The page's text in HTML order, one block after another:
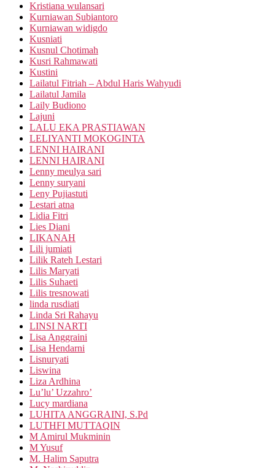
Kristiana wulansari
Kurniawan Subiantoro
Kurniawan widigdo
Kusniati
Kusnul Chotimah
Kusri Rahmawati
Kustini
Lailatul Fitriah – Abdul Haris Wahyudi
Lailatul Jamila
Laily Budiono
Lajuni
LALU EKA PRASTIAWAN
LELIYANTI MOKOGINTA
LENNI HAIRANI
LENNI HAIRANI
Lenny meulya sari
Lenny suryani
Leny Pujiastuti
Lestari atna
Lidia Fitri
Lies Diani
LIKANAH
Lili jumiati
Lilik Rateh Lestari
Lilis Maryati
Lilis Suhaeti
Lilis tresnowati
linda rusdiati
Linda Sri Rahayu
LINSI NARTI
Lisa Anggraini
Lisa Hendarni
Lisnuryati
Liswina
Liza Ardhina
Lu’lu’ Uzzahro’
Lucy mardiana
LUHITA ANGGRAINI, S.Pd
LUTHFI MUTTAQIN
M Amirul Mukminin
M Yusuf
M. Halim Saputra